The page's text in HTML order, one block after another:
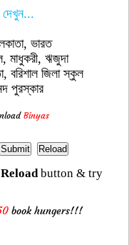
দেখুন...
ভারত
মাধুকরী, ঋজুদা
বরিশাল জিলা স্কুল
পুরস্কার
Binyas
Reloadbutton & try
book hungers!!!